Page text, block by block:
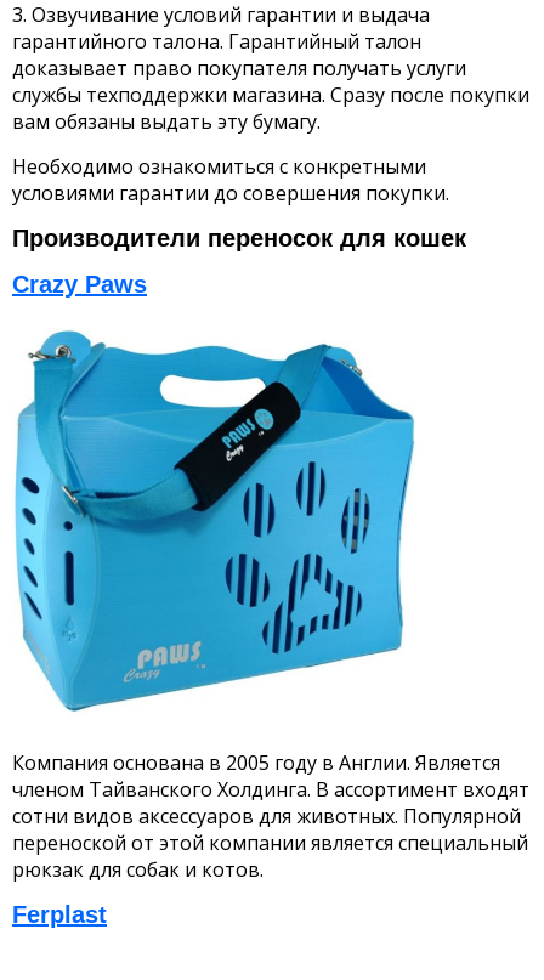
Озвучивание условий гарантии и выдача
гарантийного талона. Гарантийный талон
доказывает право покупателя получать услуги
службы техподдержки магазина. Сразу после покупки
вам обязаны выдать эту бумагу.
Необходимо ознакомиться с конкретными
условиями гарантии до совершения покупки.
Производители переносок для кошек
Crazy Paws
Компания основана в 2005 году в Англии. Является
членом Тайванского Холдинга. В ассортимент входят
сотни видов аксессуаров для животных. Популярной
переноской от этой компании является специальный
рюкзак для собак и котов.
Ferplast